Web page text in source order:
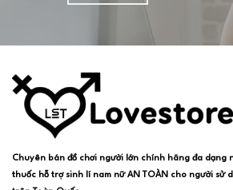
Chuyên bán đồ chơi người lớn chính hãng đa dạng
thuốc hỗ trợ sinh lí nam nữ AN TOÀN cho người sử